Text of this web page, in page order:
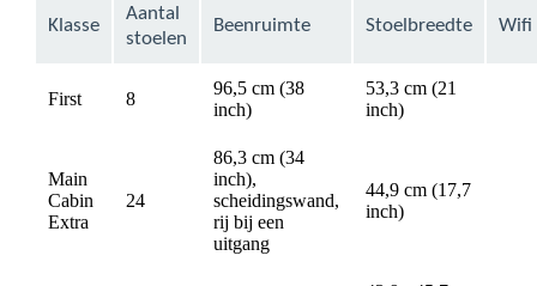
Klasse
Aantal
stoelen
Beenruimte Stoelbreedte Wifi
First 8
96,5 cm (38
inch)
53,3 cm (21
inch)
Main
Cabin
Extra
24
86,3 cm (34
inch),
scheidingswand,
rij bij een
uitgang
44,9 cm (17,7
inch)